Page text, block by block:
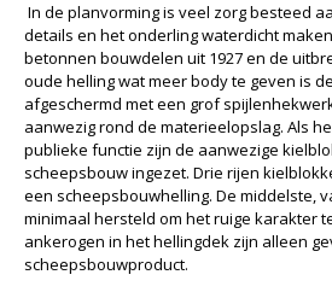
In de planvorming is veel zorg besteed
details en het onderling waterdicht
betonnen bouwdelen uit 1927 en de
oude helling wat meer body te geven is
afgeschermd met een grof
aanwezig rond de materieelopslag. Als
publieke functie zijn de aanwezige
scheepsbouw ingezet. Drie rijen
een scheepsbouwhelling. De middelste,
minimaal hersteld om het ruige karakter
ankerogen in het hellingdek zijn alleen
scheepsbouwproduct.